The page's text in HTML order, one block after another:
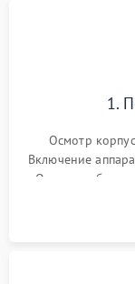
1.
Осмотр
Включение
Оценка работы
Измерение